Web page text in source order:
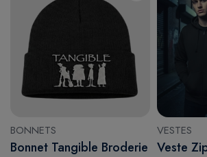
BONNETS
Bonnet Tangible Broderie
VESTES
Veste